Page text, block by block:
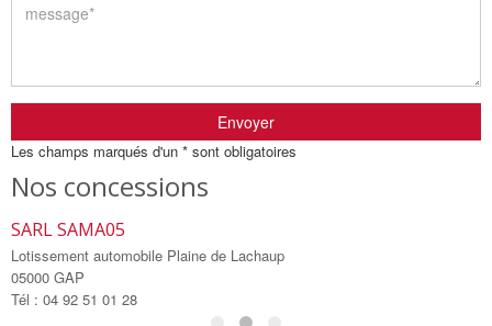
Envoyer
Les champs marqués d'un * sont obligatoires
Nos concessions
SARL SAMA05
Lotissement automobile Plaine de Lachaup
05000 GAP
Tél : 04 92 51 01 28